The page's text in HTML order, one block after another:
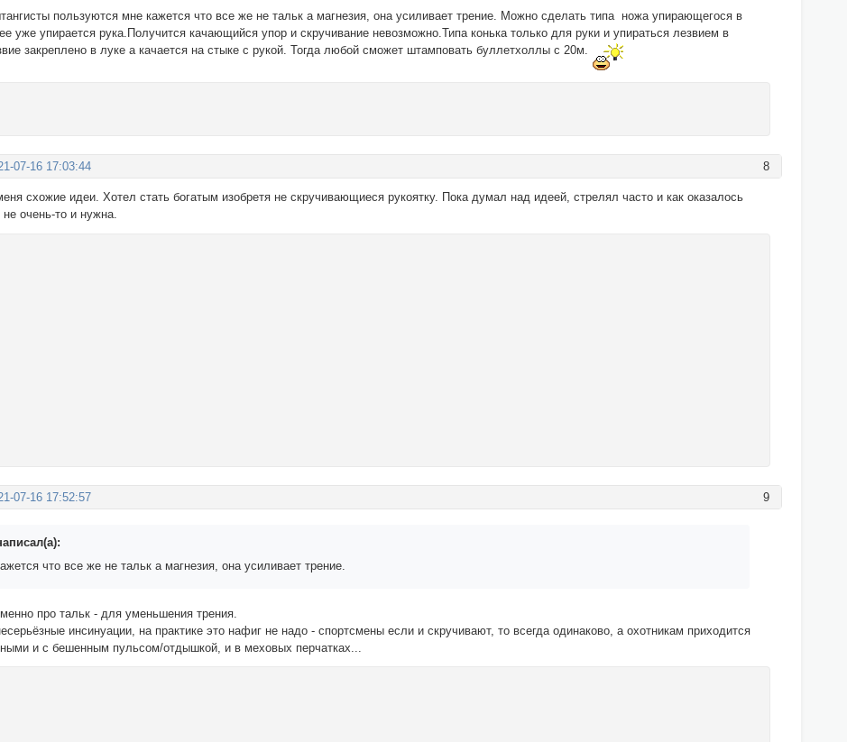
пользуются мне кажется что все же не тальк а магнезия, она усиливает трение. Можно сделать типа ножа упирающегося в
уже упирается рука.Получится качающийся упор и скручивание невозможно.Типа конька только для руки и упираться лезвием в
закреплено в луке а качается на стыке с рукой. Тогда любой сможет штамповать буллетхоллы с 20м.
8
07-16 17:03:44
схожие идеи. Хотел стать богатым изобретя не скручивающиеся рукоятку. Пока думал над идеей, стрелял часто и как оказалось
не очень-то и нужна.
9
07-16 17:52:57
что все же не тальк а магнезия, она усиливает трение.
про тальк - для уменьшения трения.
инсинуации, на практике это нафиг не надо - спортсмены если и скручивают, то всегда одинаково, а охотникам приходится
и с бешенным пульсом/отдышкой, и в меховых перчатках...